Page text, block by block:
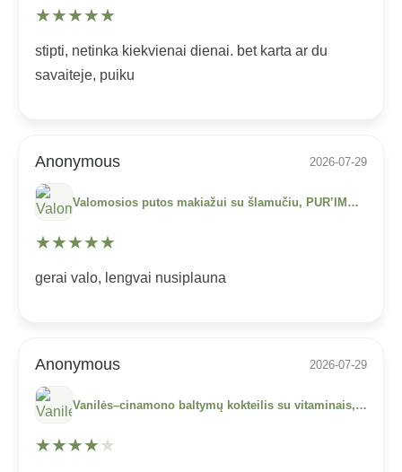
★★★★★
stipti, netinka kiekvienai dienai. bet karta ar du
savaiteje, puiku
Anonymous 2026-07-29
Valomosios putos makiažui su šlamučiu, PUR’IMMORTELLE (150 ml)
★★★★★
gerai valo, lengvai nusiplauna
Anonymous 2026-07-29
Vanilės–cinamono baltymų kokteilis su vitaminais, mineralais ir fermentais (500 g)
★★★★★